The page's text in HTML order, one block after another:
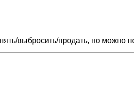
выбросить/продать, но можно